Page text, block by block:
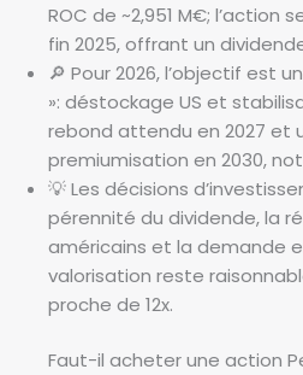
ROC de ~2,951 M€; l’action
fin 2025, offrant un
🔎 Pour 2026, l’objectif est
»: déstockage US et
rebond attendu en 2027 et
premiumisation en 2030,
💡 Les décisions
pérennité du dividende, la
américains et la demande
valorisation reste
proche de 12x.
Faut-il acheter une action